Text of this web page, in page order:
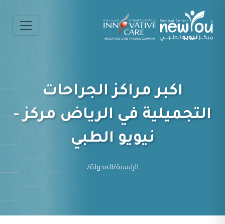
اكبر مراكز الجراحات
التجميلية في الرياض مركز -
نيويو الطبي
الرئيسية/المدونة/